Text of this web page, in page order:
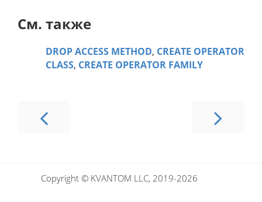
См. также
DROP ACCESS METHOD, CREATE OPERATOR
CLASS, CREATE OPERATOR FAMILY
Copyright © KVANTOM LLC, 2019-2026